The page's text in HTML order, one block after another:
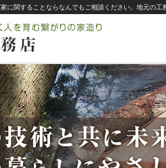
関することならなんでもご相談ください。地元の工